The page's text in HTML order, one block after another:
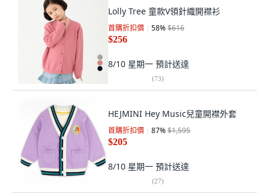
Lolly Tree 童款V領針織開襟衫
首購折扣價 58%$616
$256
8/10 星期一 預計送達
(73)
HEJMINI Hey Music兒童開襟外套
首購折扣價 87%$1,595
$205
8/10 星期一 預計送達
(27)